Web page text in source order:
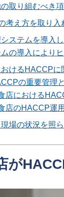
取り組むべき項
考え方を取り
ステムを導入
ムの導入により
けるHACCPに
の重要管理
店における
店のHACCP運
場の状況を照
が